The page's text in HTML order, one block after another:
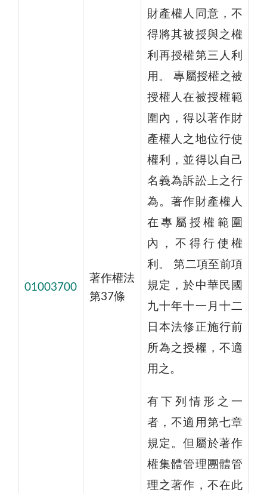
01003700
著作權法
第37條
財產權人同意，不
得將其被授與之權
利再授權第三人利
用。 專屬授權之被
授權人在被授權範
圍內，得以著作財
產權人之地位行使
權利，並得以自己
名義為訴訟上之行
為。著作財產權人
在專屬授權範圍
內，不得行使權
利。 第二項至前項
規定，於中華民國
九十年十一月十二
日本法修正施行前
所為之授權，不適
用之。
有下列情形之一
者，不適用第七章
規定。但屬於著作
權集體管理團體管
理之著作，不在此